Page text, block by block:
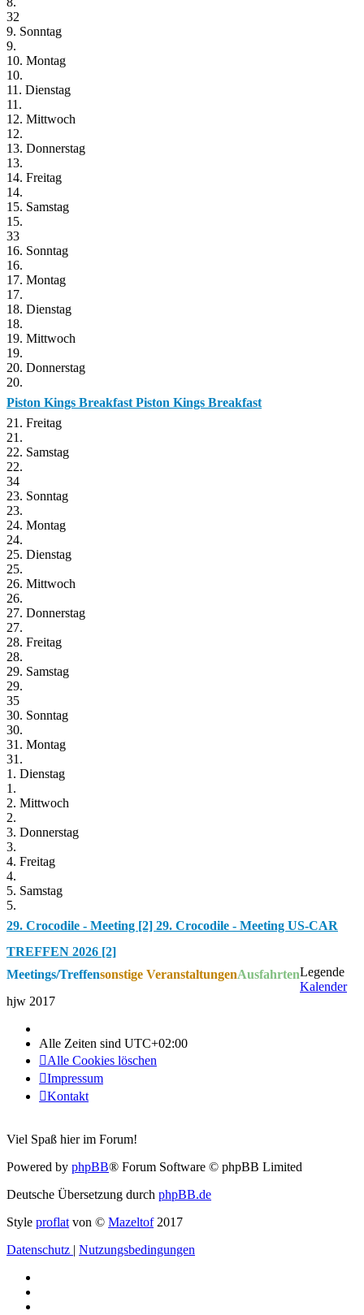
32
9. Sonntag
9.
10. Montag
10.
11. Dienstag
11.
12. Mittwoch
12.
13. Donnerstag
13.
14. Freitag
14.
15. Samstag
15.
33
16. Sonntag
16.
17. Montag
17.
18. Dienstag
18.
19. Mittwoch
19.
20. Donnerstag
20.
Piston Kings Breakfast Piston Kings Breakfast
21. Freitag
21.
22. Samstag
22.
34
23. Sonntag
23.
24. Montag
24.
25. Dienstag
25.
26. Mittwoch
26.
27. Donnerstag
27.
28. Freitag
28.
29. Samstag
29.
35
30. Sonntag
30.
31. Montag
31.
1. Dienstag
1.
2. Mittwoch
2.
3. Donnerstag
3.
4. Freitag
4.
5. Samstag
5.
29. Crocodile - Meeting [2] 29. Crocodile - Meeting US-CAR
TREFFEN 2026 [2]
Legende
Meetings/Treffensonstige VeranstaltungenAusfahrten
Kalender
hjw 2017
Alle Zeiten sind UTC+02:00
Alle Cookies löschen
Impressum
Kontakt
Viel Spaß hier im Forum!
Powered by phpBB® Forum Software © phpBB Limited
Deutsche Übersetzung durch phpBB.de
Style proflat von © Mazeltof2017
Datenschutz | Nutzungsbedingungen